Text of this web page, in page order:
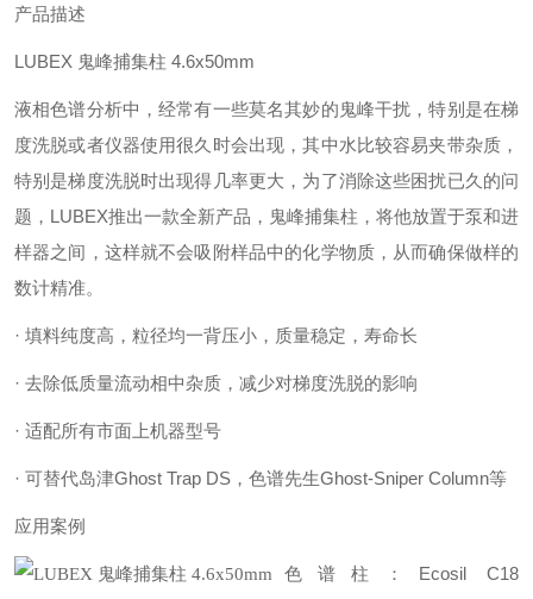
产品描述
LUBEX 鬼峰捕集柱 4.6x50mm
液相色谱分析中，经常有一些莫名其妙的鬼峰干扰，特别是在梯
度洗脱或者仪器使用很久时会出现，其中水比较容易夹带杂质，
特别是梯度洗脱时出现得几率更大，为了消除这些困扰已久的问
题，LUBEX推出一款全新产品，鬼峰捕集柱，将他放置于泵和进
样器之间，这样就不会吸附样品中的化学物质，从而确保做样的
数计精准。
· 填料纯度高，粒径均一背压小，质量稳定，寿命长
· 去除低质量流动相中杂质，减少对梯度洗脱的影响
· 适配所有市面上机器型号
· 可替代岛津Ghost Trap DS，色谱先生Ghost-Sniper Column等
应用案例
色谱柱：Ecosil C18